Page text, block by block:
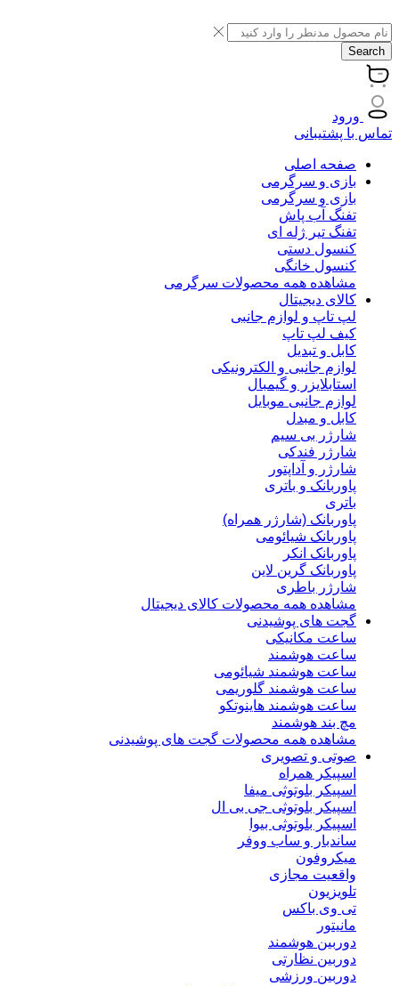
Search
ورود
تماس با پشتیبانی
صفحه اصلی
بازی و سرگرمی
بازی و سرگرمی
تفنگ آب پاش
تفنگ تیر ژله ای
کنسول دستی
کنسول خانگی
مشاهده همه محصولات سرگرمی
کالای دیجیتال
لپ تاپ و لوازم جانبی
کیف لپ تاپ
کابل و تبدیل
لوازم جانبی و الکترونیکی
استابلایزر و گیمبال
لوازم جانبی موبایل
کابل و مبدل
شارژر بی سیم
شارژر فندکی
شارژر و آداپتور
پاوربانک و باتری
باتری
پاوربانک (شارژر همراه)
پاوربانک شیائومی
پاوربانک انکر
پاوربانک گرین لاین
شارژر باطری
مشاهده همه محصولات کالای دیجیتال
گجت های پوشیدنی
ساعت مکانیکی
ساعت هوشمند
ساعت هوشمند شیائومی
ساعت هوشمند گلوریمی
ساعت هوشمند هاینوتکو
مچ بند هوشمند
مشاهده همه محصولات گجت های پوشیدنی
صوتی و تصویری
اسپیکر همراه
اسپیکر بلوتوثی میفا
اسپیکر بلوتوثی جی بی ال
اسپیکر بلوتوثی بیوا
ساندبار و ساب ووفر
میکروفون
واقعیت مجازی
تلویزیون
تی وی باکس
مانیتور
دوربین هوشمند
دوربین نظارتی
دوربین ورزشی